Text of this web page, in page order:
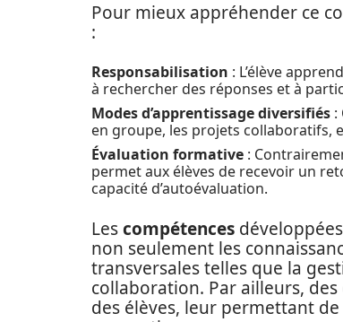
Pour mieux appréhender ce
:
Responsabilisation : L’élève
à rechercher des réponses et à
Modes d’apprentissage diversifiés :
en groupe, les projets collaboratifs,
Évaluation formative :
permet aux élèves de recevoir un
capacité d’autoévaluation.
Lescompétences
non seulement les
transversales telles que la
collaboration. Par ailleurs,
des élèves, leur permettant